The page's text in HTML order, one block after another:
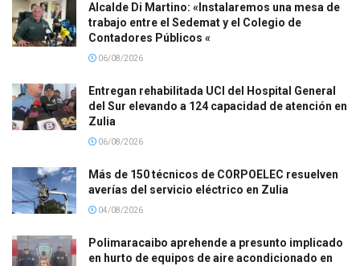
Alcalde Di Martino: «Instalaremos una mesa de
trabajo entre el Sedemat y el Colegio de
Contadores Públicos «
06/08/2026
Entregan rehabilitada UCI del Hospital General
del Sur elevando a 124 capacidad de atención en
Zulia
06/08/2026
Más de 150 técnicos de CORPOELEC resuelven
averías del servicio eléctrico en Zulia
04/08/2026
Polimaracaibo aprehende a presunto implicado
en hurto de equipos de aire acondicionado en